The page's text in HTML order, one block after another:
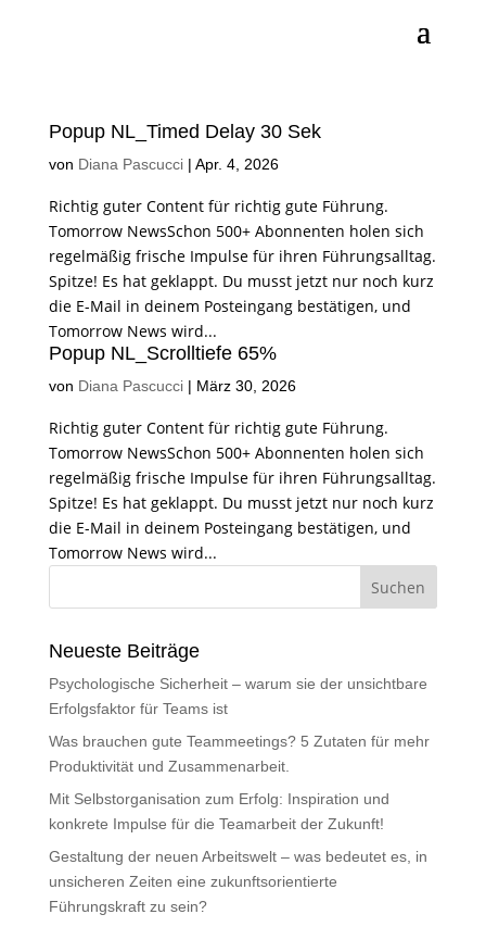
Popup NL_Timed Delay 30 Sek
von Diana Pascucci| Apr. 4, 2026
Richtig guter Content für richtig gute Führung.
Tomorrow NewsSchon 500+ Abonnenten holen sich
regelmäßig frische Impulse für ihren Führungsalltag.
Spitze! Es hat geklappt. Du musst jetzt nur noch kurz
die E-Mail in deinem Posteingang bestätigen, und
Tomorrow News wird...
Popup NL_Scrolltiefe 65%
von Diana Pascucci| März 30, 2026
Richtig guter Content für richtig gute Führung.
Tomorrow NewsSchon 500+ Abonnenten holen sich
regelmäßig frische Impulse für ihren Führungsalltag.
Spitze! Es hat geklappt. Du musst jetzt nur noch kurz
die E-Mail in deinem Posteingang bestätigen, und
Tomorrow News wird...
Suchen
Neueste Beiträge
Psychologische Sicherheit – warum sie der unsichtbare
Erfolgsfaktor für Teams ist
Was brauchen gute Teammeetings? 5 Zutaten für mehr
Produktivität und Zusammenarbeit.
Mit Selbstorganisation zum Erfolg: Inspiration und
konkrete Impulse für die Teamarbeit der Zukunft!
Gestaltung der neuen Arbeitswelt – was bedeutet es, in
unsicheren Zeiten eine zukunftsorientierte
Führungskraft zu sein?